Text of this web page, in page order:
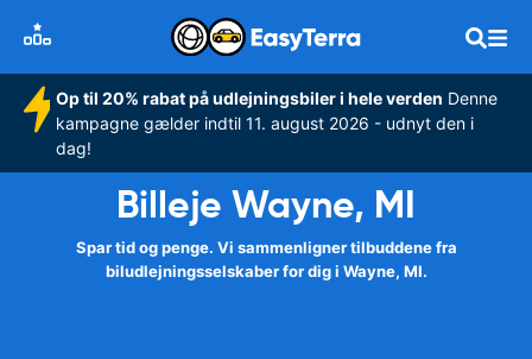
Op til 20% rabat på udlejningsbiler i hele verden Denne
kampagne gælder indtil 11. august 2026 - udnyt den i
dag!
Billeje Wayne, MI
Spar tid og penge. Vi sammenligner tilbuddene fra
biludlejningsselskaber for dig i Wayne, MI.